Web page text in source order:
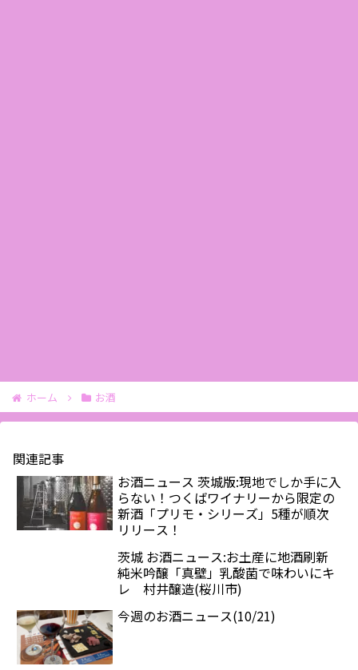
ホーム お酒
関連記事
お酒ニュース 茨城版:現地でしか手に入
らない！つくばワイナリーから限定の
新酒「プリモ・シリーズ」5種が順次
リリース！
茨城 お酒ニュース:お土産に地酒刷新
純米吟醸「真壁」乳酸菌で味わいにキ
レ 村井醸造(桜川市)
今週のお酒ニュース(10/21)